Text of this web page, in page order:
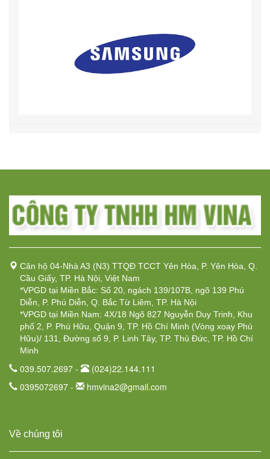
Căn hộ 04-Nhà A3 (N3) TTQĐ TCCT Yên Hòa, P. Yên Hòa, Q.
Cầu Giấy, TP. Hà Nội, Việt Nam
*VPGD tại Miền Bắc: Số 20, ngách 139/107B, ngõ 139 Phú
Diễn, P. Phú Diễn, Q. Bắc Từ Liêm, TP. Hà Nội
*VPGD tại Miền Nam: 4X/18 Ngõ 827 Nguyễn Duy Trinh, Khu
phố 2, P. Phú Hữu, Quận 9, TP. Hồ Chí Minh (Vòng xoay Phú
Hữu)/ 131, Đường số 9, P. Linh Tây, TP. Thủ Đức, TP. Hồ Chí
Minh
039.507.2697 -
(024)22.144.111
0395072697 -
hmvina2@gmail.com
Về chúng tôi